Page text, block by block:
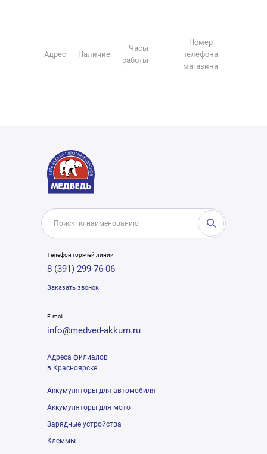
Адрес Наличие
Часы
работы
Номер
телефона
магазина
Телефон горячей линии
8 (391) 299-76-06
Заказать звонок
E-mail
info@medved-akkum.ru
Адреса филиалов
в Красноярске
Аккумуляторы для автомобиля
Аккумуляторы для мото
Зарядные устройства
Клеммы